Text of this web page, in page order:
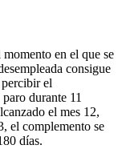
en el que se
consigue
el
durante 11
el mes 12,
el complemento se
días.